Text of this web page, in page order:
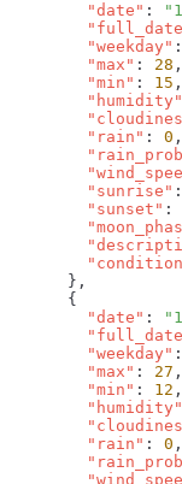
        "date"
:
        "weekday"
        "max"
: 28
        "min"
: 15
        "humidity"
        "rain"
: 0
        "sunrise"
        "sunset"
:
        "date"
:
        "weekday"
        "max"
: 27
        "min"
: 12
        "humidity"
        "rain"
: 0